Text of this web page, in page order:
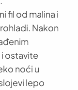
fil od malina i
Nakon
ostavite
noći u
lepo